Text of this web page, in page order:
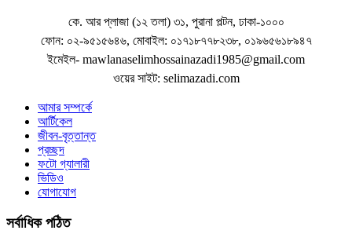
কে. আর প্লাজা (১২ তলা) ৩১, পুরানা পল্টন, ঢাকা-১০০০
ফোন: ০২-৯৫১৫৬৪৬, মোবাইল: ০১৭১৮৭৭৮২৩৮, ০১৯৬৫৬১৮৯৪৭
ইমেইল- mawlanaselimhossainazadi1985@gmail.com
ওয়ের সাইট: selimazadi.com
আমার সম্পর্কে
আর্টিকেল
জীবন-বৃত্তান্ত
প্রচ্ছদ
ফটো গ্যালারী
ভিডিও
যোগাযোগ
সর্বাধিক পঠিত